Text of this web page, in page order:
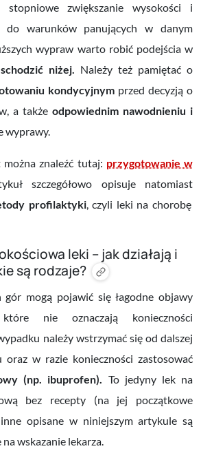
stopniowe zwiększanie wysokości i
do warunków panujących w danym
wypraw warto robić podejścia w
niżej. Należy też pamiętać o
kondycyjnym przed decyzją o
a także odpowiednim nawodnieniu i
wyprawy.
znaleźć tutaj: przygotowanie w
szczegółowo opisuje natomiast
profilaktyki, czyli leki na chorobę
leki – jak działają i
są rodzaje?
mogą pojawić się łagodne objawy
nie oznaczają konieczności
należy wstrzymać się od dalszej
oraz w razie konieczności zastosować
(np. ibuprofen). To jedyny lek na
bez recepty (na jej początkowe
opisane w niniejszym artykule są
wskazanie lekarza.